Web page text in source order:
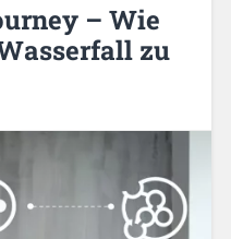
– Wie
zu